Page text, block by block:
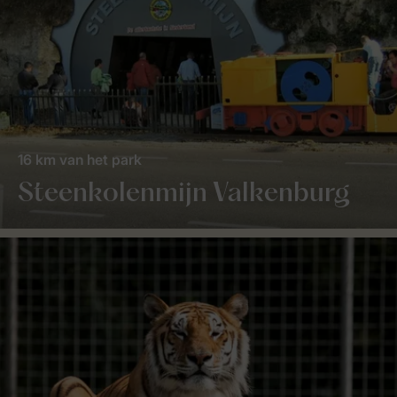
Steenkolenmijn Valkenburg
16 km van het park